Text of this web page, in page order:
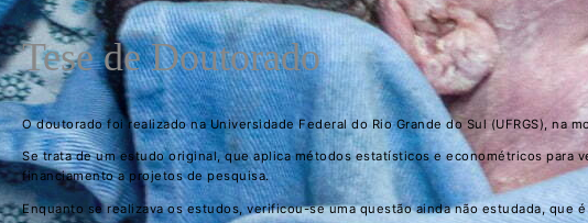
Tese de Doutorado
O doutorado foi realizado na Universidade Federal do Rio Grande do Sul (UFRGS),
Se trata de um estudo original, que aplica métodos estatísticos e econométricos
financiamento a projetos de pesquisa.
Enquanto se realizava os estudos, verificou-se uma questão ainda não estudada,